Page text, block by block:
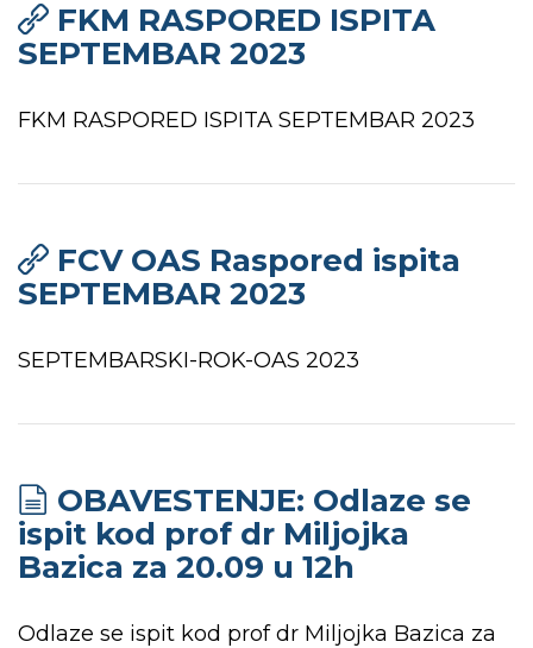
FKM RASPORED ISPITA
SEPTEMBAR 2023
FKM RASPORED ISPITA SEPTEMBAR 2023
FCV OAS Raspored ispita
SEPTEMBAR 2023
SEPTEMBARSKI-ROK-OAS 2023
OBAVESTENJE: Odlaze se
ispit kod prof dr Miljojka
Bazica za 20.09 u 12h
Odlaze se ispit kod prof dr Miljojka Bazica za